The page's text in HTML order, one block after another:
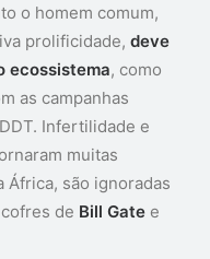
o homem comum,
prolificidade, deve
ecossistema, como
as campanhas
Infertilidade e
muitas
são ignoradas
de Bill Gate e